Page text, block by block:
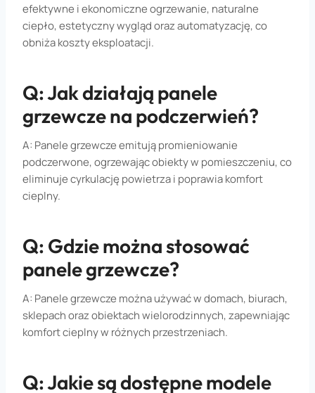
efektywne i ekonomiczne ogrzewanie, naturalne
ciepło, estetyczny wygląd oraz automatyzację, co
obniża koszty eksploatacji.
Q: Jak działają panele
grzewcze na podczerwień?
A: Panele grzewcze emitują promieniowanie
podczerwone, ogrzewając obiekty w pomieszczeniu, co
eliminuje cyrkulację powietrza i poprawia komfort
cieplny.
Q: Gdzie można stosować
panele grzewcze?
A: Panele grzewcze można używać w domach, biurach,
sklepach oraz obiektach wielorodzinnych, zapewniając
komfort cieplny w różnych przestrzeniach.
Q: Jakie są dostępne modele